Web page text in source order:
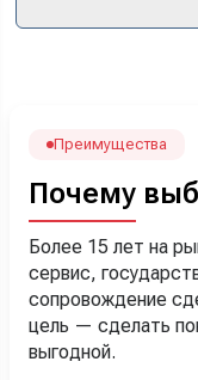
менеджеру Сергею,
Преимущества
Почему
Более 15 лет на
сервис,
сопровождение
цель — сделать
выгодной.